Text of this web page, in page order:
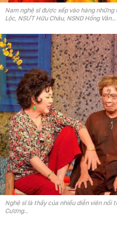
Nam nghệ sĩ được xếp vào hàng
Lộc, NSƯT Hữu Châu, NSND Hồng Vân…
Nghệ sĩ là thầy của nhiều diễn viên nổi
Cương…